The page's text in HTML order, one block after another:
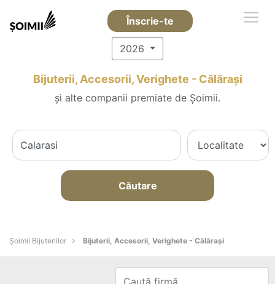
Înscrie-te
2026
Bijuterii, Accesorii, Verighete - Călăraşi
și alte companii premiate de Șoimii.
Căutare
Şoimii Bijuteriilor Bijuterii, Accesorii, Verighete - Călăraşi